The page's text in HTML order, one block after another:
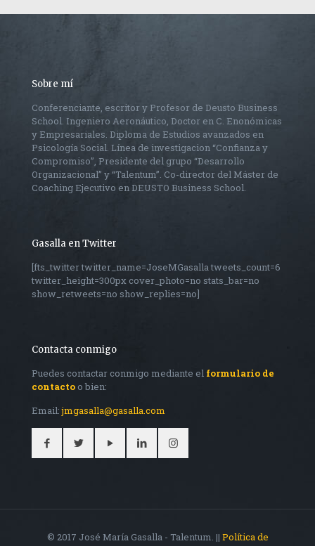
Sobre mí
Conferenciante, escritor y Profesor de Deusto Business
School. Ingeniero Aeronáutico, Doctor en C. Enonómicas
y Empresariales. Diploma de Estudios avanzados en
Psicología Social. Línea de investigacion “Confianza y
Compromiso”, Presidente del grupo “Desarrollo
Organizacional” y “Talentum”. Co-director del Máster de
Coaching Ejecutivo en DEUSTO Business School.
Gasalla en Twitter
[fts_twitter twitter_name=JoseMGasalla tweets_count=6
twitter_height=300px cover_photo=no stats_bar=no
show_retweets=no show_replies=no]
Contacta conmigo
Puedes contactar conmigo mediante el formulario de
contacto o bien:
Email:jmgasalla@gasalla.com
© 2017 José María Gasalla - Talentum. || Política de